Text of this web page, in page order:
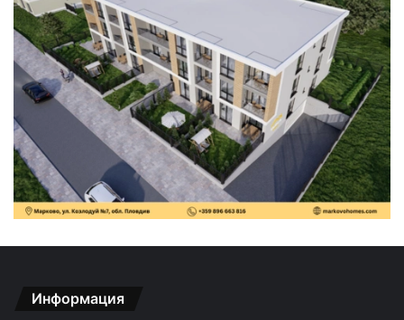
Информация